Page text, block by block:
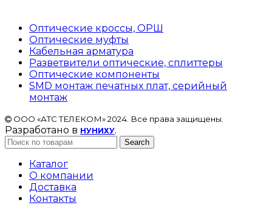
Оптические кроссы, ОРШ
Оптические муфты
Кабельная арматура
Разветвители оптические, сплиттеры
Оптические компоненты
SMD монтаж печатных плат, серийный
монтаж
ООО «АТС ТЕЛЕКОМ» 2024. Все права защищены.
Разработано в НУНИХУ.
Search
Каталог
О компании
Доставка
Контакты